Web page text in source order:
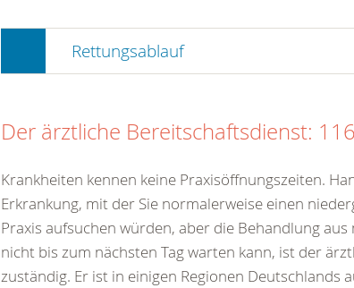
Rettungsablauf
Der ärztliche Bereitschaftsdienst:
Krankheiten kennen keine Praxisöffnungszeiten.
Erkrankung, mit der Sie normalerweise einen
Praxis aufsuchen würden, aber die Behandlung
nicht bis zum nächsten Tag warten kann, ist der
zuständig. Er ist in einigen Regionen Deutschlands